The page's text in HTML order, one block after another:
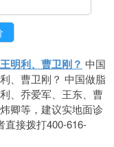
明利、曹卫刚？ 中国
、曹卫刚？ 中国做脂
、乔爱军、王东、曹
卿等，建议实地面诊
直接拨打400-616-